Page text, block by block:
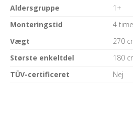
Aldersgruppe
1+
Monteringstid
4
Vægt
270
Største enkeltdel
180
TÜV-certificeret
Nej